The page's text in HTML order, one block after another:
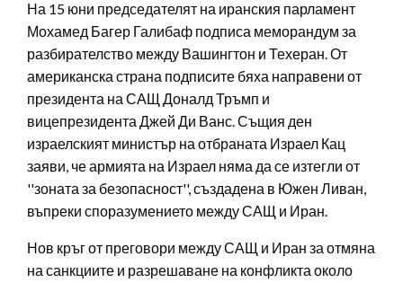
На 15 юни председателят на иранския парламент
Мохамед Багер Галибаф подписа меморандум за
разбирателство между Вашингтон и Техеран. От
американска страна подписите бяха направени от
президента на САЩ Доналд Тръмп и
вицепрезидента Джей Ди Ванс. Същия ден
израелският министър на отбраната Израел Кац
заяви, че армията на Израел няма да се изтегли от
''зоната за безопасност'', създадена в Южен Ливан,
въпреки споразумението между САЩ и Иран.
Нов кръг от преговори между САЩ и Иран за отмяна
на санкциите и разрешаване на конфликта около